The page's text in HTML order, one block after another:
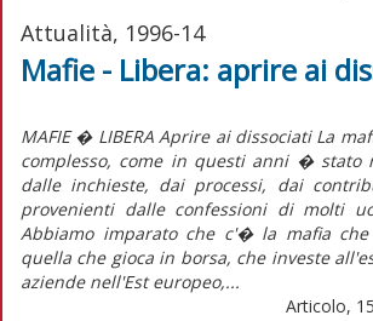
Attualità, 1996-14
Mafie - Libera: aprire ai
MAFIE � LIBERA Aprire ai dissociati La
complesso, come in questi anni � stato
dalle inchieste, dai processi, dai
provenienti dalle confessioni di molti
Abbiamo imparato che c'� la mafia
quella che gioca in borsa, che investe
aziende nell'Est europeo,...
Articolo,